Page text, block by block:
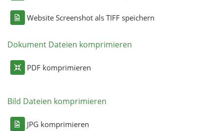
Website Screenshot als TIFF speichern
Dokument Dateien komprimieren
PDF komprimieren
Bild Dateien komprimieren
JPG komprimieren